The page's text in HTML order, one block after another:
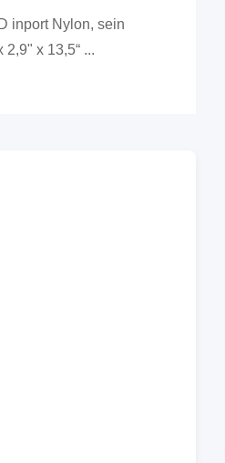
inport Nylon, sein
x 13,5“ ...